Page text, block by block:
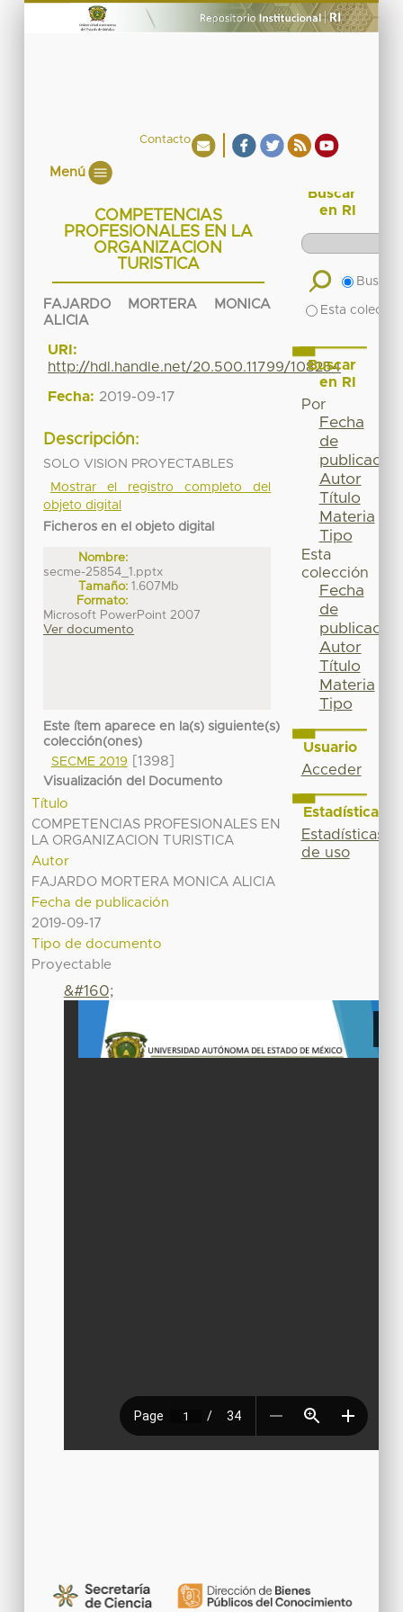
Contacto
Menú
COMPETENCIAS
PROFESIONALES EN LA
ORGANIZACION
TURISTICA
FAJARDO MORTERA MONICA
ALICIA
URI:
http://hdl.handle.net/20.500.11799/108254
Fecha: 2019-09-17
Descripción:
SOLO VISION PROYECTABLES
Mostrar el registro completo del
objeto digital
Ficheros en el objeto digital
Nombre:
secme-25854_1.pptx
Tamaño: 1.607Mb
Formato:
Microsoft PowerPoint 2007
Ver documento
Este ítem aparece en la(s) siguiente(s)
colección(ones)
SECME 2019
[1398]
Visualización del Documento
Título
COMPETENCIAS PROFESIONALES EN
LA ORGANIZACION TURISTICA
Autor
FAJARDO MORTERA MONICA ALICIA
Fecha de publicación
2019-09-17
Tipo de documento
Proyectable
&#160;
Buscar
en RI
Buscar
Esta
Buscar
en RI
Por
Fecha
de
publicación
Autor
Título
Materia
Tipo
Esta
colección
Fecha
de
publicación
Autor
Título
Materia
Tipo
Usuario
Acceder
Estadísticas
Estadísticas
de uso